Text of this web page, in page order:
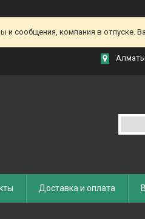
сообщения, компания в отпуске.
Доставка и оплата